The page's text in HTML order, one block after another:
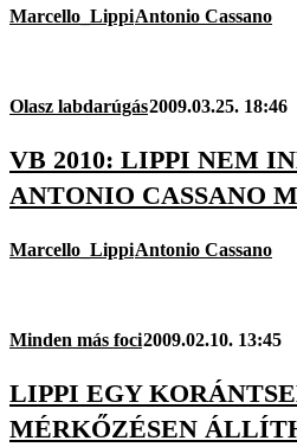
Marcello_LippiAntonio Cassano
Olasz labdarúgás2009.03.25. 18:46
VB 2010: LIPPI NEM
ANTONIO CASSANO
Marcello_LippiAntonio Cassano
Minden más foci2009.02.10. 13:45
LIPPI EGY
MÉRKŐZÉSEN